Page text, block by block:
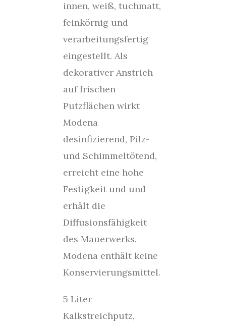
innen, weiß, tuchmatt,
feinkörnig und
verarbeitungsfertig
eingestellt. Als
dekorativer Anstrich
auf frischen
Putzflächen wirkt
Modena
desinfizierend, Pilz-
und Schimmeltötend,
erreicht eine hohe
Festigkeit und und
erhält die
Diffusionsfähigkeit
des Mauerwerks.
Modena enthält keine
Konservierungsmittel.
5 Liter
Kalkstreichputz,